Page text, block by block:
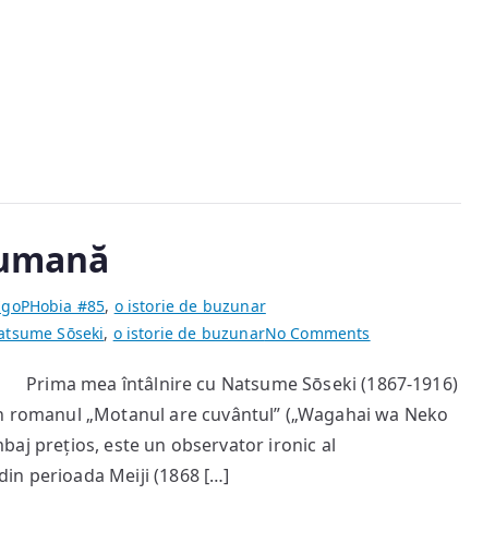
#85, o istorie de buzunar
Sōseki, o istorie de buzunarNo Comments
și
societatea
mea întâlnire cu Natsume Sōseki (1867-1916)
„Motanul are cuvântul” („Wagahai wa Neko
prețios, este un observator ironic al
perioada Meiji (1868 […]